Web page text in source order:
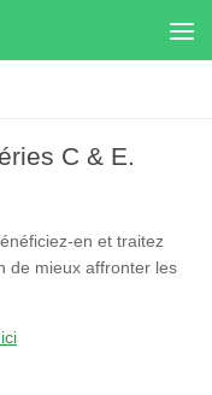
C & E.
en et traitez
de mieux affronter les